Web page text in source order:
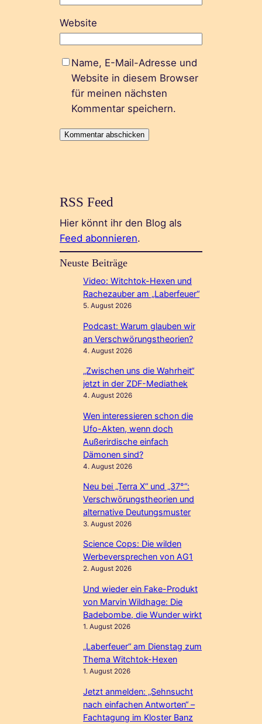
Website
Name, E-Mail-Adresse und
Website in diesem Browser
für meinen nächsten
Kommentar speichern.
RSS Feed
Hier könnt ihr den Blog als
Feed abonnieren.
Neuste Beiträge
Video: Witchtok-Hexen und
Rachezauber am „Laberfeuer“
5. August 2026
Podcast: Warum glauben wir
an Verschwörungstheorien?
4. August 2026
„Zwischen uns die Wahrheit“
jetzt in der ZDF-Mediathek
4. August 2026
Wen interessieren schon die
Ufo-Akten, wenn doch
Außerirdische einfach
Dämonen sind?
4. August 2026
Neu bei „Terra X“ und „37°“:
Verschwörungstheorien und
alternative Deutungsmuster
3. August 2026
Science Cops: Die wilden
Werbeversprechen von AG1
2. August 2026
Und wieder ein Fake-Produkt
von Marvin Wildhage: Die
Badebombe, die Wunder wirkt
1. August 2026
„Laberfeuer“ am Dienstag zum
Thema Witchtok-Hexen
1. August 2026
Jetzt anmelden: „Sehnsucht
nach einfachen Antworten“ –
Fachtagung im Kloster Banz